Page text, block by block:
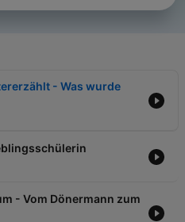
- Was wurde
- Vom Dönermann zum